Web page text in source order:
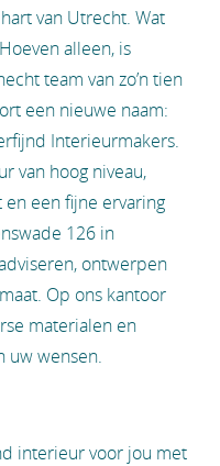
van Utrecht. Wat
alleen, is
team van zo’n tien
een nieuwe naam:
Interieurmakers.
van hoog niveau,
een fijne ervaring
126 in
ontwerpen
Op ons kantoor
materialen en
uw wensen.
interieur voor jou met